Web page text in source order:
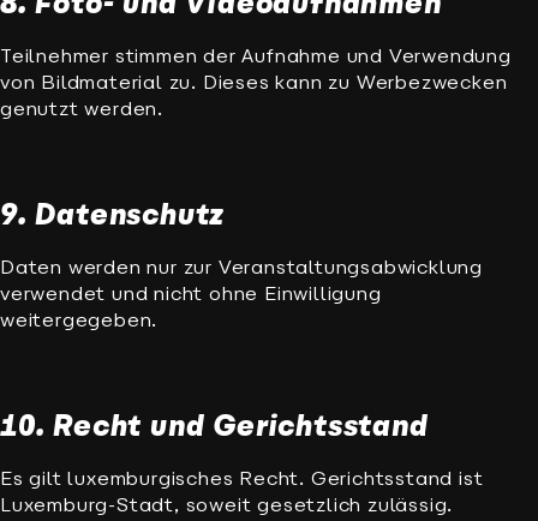
Teilnehmer stimmen der Aufnahme und Verwendung
von Bildmaterial zu. Dieses kann zu Werbezwecken
genutzt werden.
9. Datenschutz
Daten werden nur zur Veranstaltungsabwicklung
verwendet und nicht ohne Einwilligung
weitergegeben.
10. Recht und Gerichtsstand
Es gilt luxemburgisches Recht. Gerichtsstand ist
Luxemburg-Stadt, soweit gesetzlich zulässig.